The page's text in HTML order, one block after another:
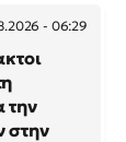
- 06:29
την
στην